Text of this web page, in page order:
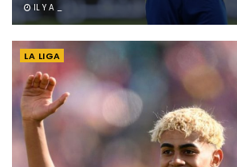
IL Y A _
LA LIGA